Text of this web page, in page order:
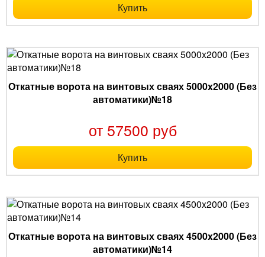
Купить
Откатные ворота на винтовых сваях 5000x2000 (Без
автоматики)№18
от 57500 руб
Купить
Откатные ворота на винтовых сваях 4500x2000 (Без
автоматики)№14